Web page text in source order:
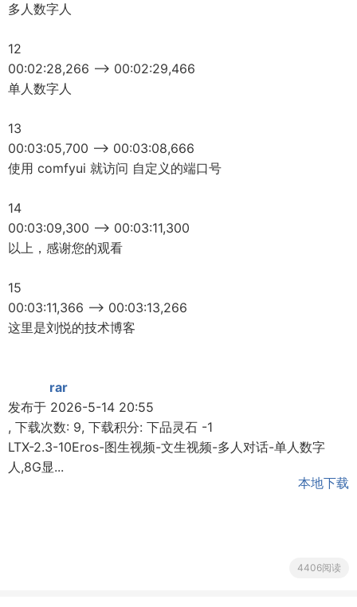
多人数字人
12
00:02:28,266 --> 00:02:29,466
单人数字人
13
00:03:05,700 --> 00:03:08,666
使用 comfyui 就访问 自定义的端口号
14
00:03:09,300 --> 00:03:11,300
以上，感谢您的观看
15
00:03:11,366 --> 00:03:13,266
这里是刘悦的技术博客
rar
发布于 2026-5-14 20:55
, 下载次数: 9, 下载积分: 下品灵石 -1
LTX-2.3-10Eros-图生视频-文生视频-多人对话-单人数字
人,8G显...
本地下载
4406阅读